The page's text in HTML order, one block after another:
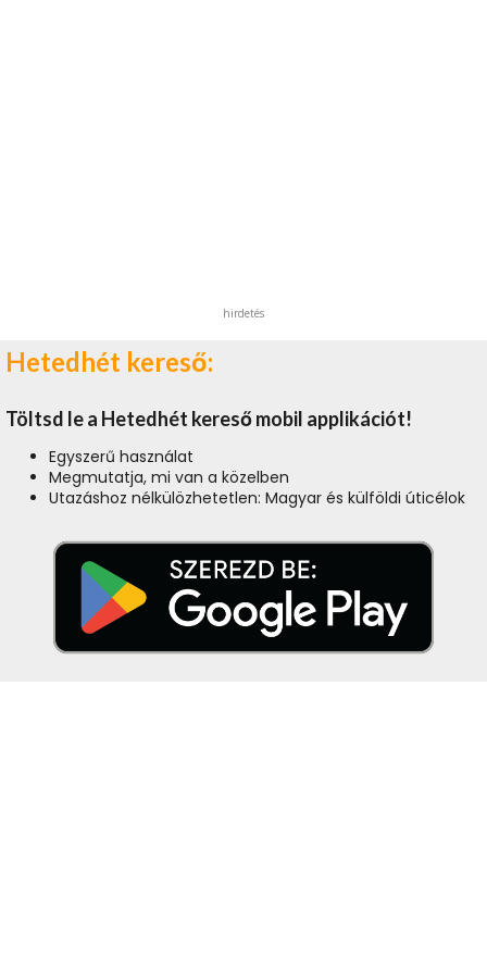
hirdetés
Hetedhét kereső:
Töltsd le a Hetedhét kereső mobil applikációt!
Egyszerű használat
Megmutatja, mi van a közelben
Utazáshoz nélkülözhetetlen: Magyar és külföldi úticélok